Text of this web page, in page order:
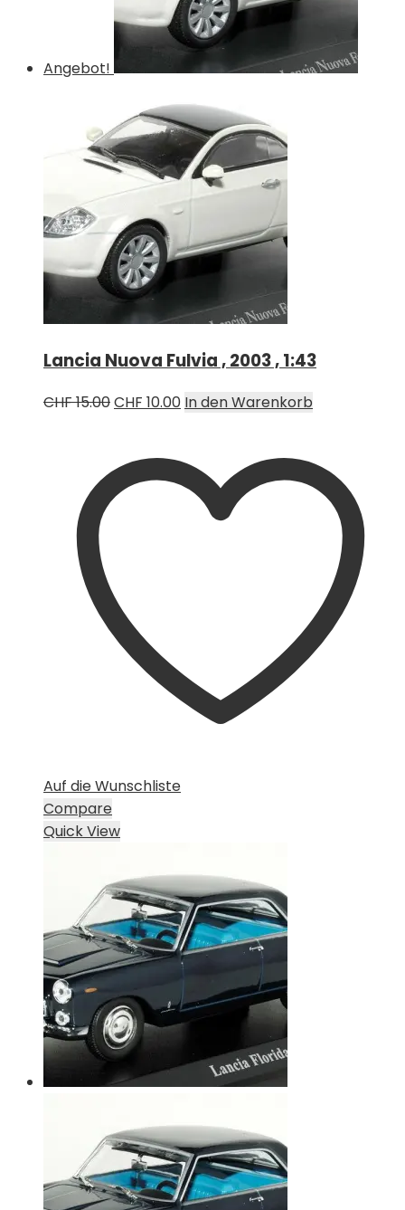
Angebot!
Lancia Nuova Fulvia , 2003 , 1:43
CHF15.00Ursprünglicher
CHF 15.00
CHF 10.00Aktueller
CHF 10.00.
In den Warenkorb
Auf die Wunschliste
Compare
Quick View